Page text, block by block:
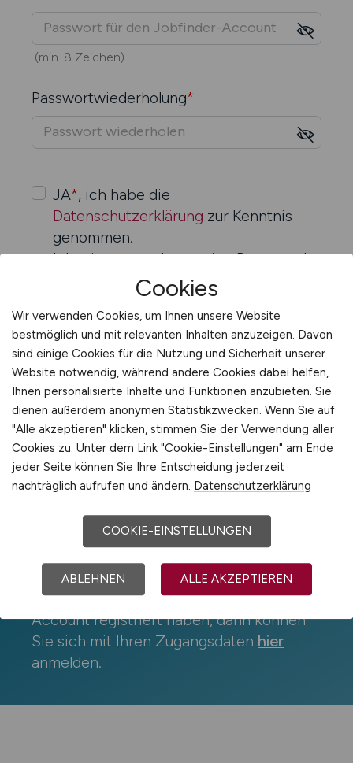
(min. 8 Zeichen)
Passwort­wiederholung*
JA*, ich habe die
Datenschutzerklärung zur Kenntnis
genommen.
Ich stimme zu, dass meine Daten und
Angaben zur Beantwortung meiner
Anfrage elektronisch erhoben und
gespeichert werden.
Jobfinder-Account erstellen
*Pflichtfelder
Wenn Sie sich bereits für den Jobfinder-
Account registriert haben, dann können
Sie sich mit Ihren Zugangsdaten hier
anmelden.
Cookies
Wir verwenden Cookies, um Ihnen unsere Website
bestmöglich und mit relevanten Inhalten anzuzeigen. Davon
sind einige Cookies für die Nutzung und Sicherheit unserer
Website notwendig, während andere Cookies dabei helfen,
Ihnen personalisierte Inhalte und Funktionen anzubieten. Sie
dienen außerdem anonymen Statistikzwecken. Wenn Sie auf
"Alle akzeptieren" klicken, stimmen Sie der Verwendung aller
Cookies zu. Unter dem Link "Cookie-Einstellungen" am Ende
jeder Seite können Sie Ihre Entscheidung jederzeit
nachträglich aufrufen und ändern. Datenschutzerklärung
COOKIE-EINSTELLUNGEN
ABLEHNEN ALLE AKZEPTIEREN